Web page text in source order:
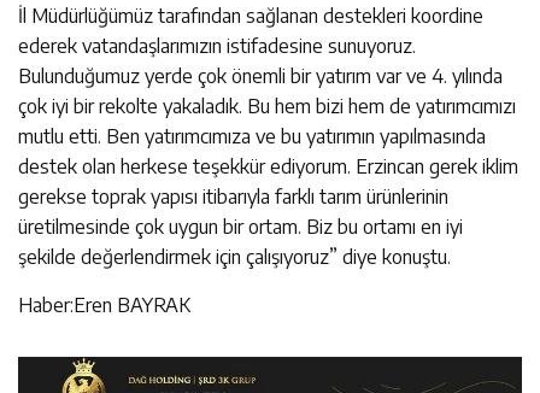
İl Müdürlüğümüz tarafından sağlanan destekleri koordine
ederek vatandaşlarımızın istifadesine sunuyoruz.
Bulunduğumuz yerde çok önemli bir yatırım var ve 4. yılında
çok iyi bir rekolte yakaladık. Bu hem bizi hem de yatırımcımızı
mutlu etti. Ben yatırımcımıza ve bu yatırımın yapılmasında
destek olan herkese teşekkür ediyorum. Erzincan gerek iklim
gerekse toprak yapısı itibarıyla farklı tarım ürünlerinin
üretilmesinde çok uygun bir ortam. Biz bu ortamı en iyi
şekilde değerlendirmek için çalışıyoruz” diye konuştu.
Haber:Eren BAYRAK